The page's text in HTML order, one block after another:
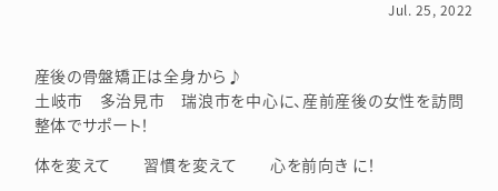
Jul. 25, 2022
産後の骨盤矯正は全身から♪
土岐市 多治見市 瑞浪市を中心に、産前産後の女性を訪問
整体でサポート！
体を変えて 習慣を変えて 心を前向き に！